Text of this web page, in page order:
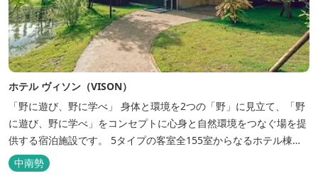
ホテル ヴィソン（VISON）
「野に遊び、野に学べ」 身体と環境を2つの「野」に見立て、「野
に遊び、野に学べ」をコンセプトに心身と自然環境をつなぐ場を提
供する宿泊施設です。 5タイプの客室全155室からなるホテル棟
と、プライベートな滞在が楽しめる一棟独立型のヴィラ6棟がござ
います。
中南勢